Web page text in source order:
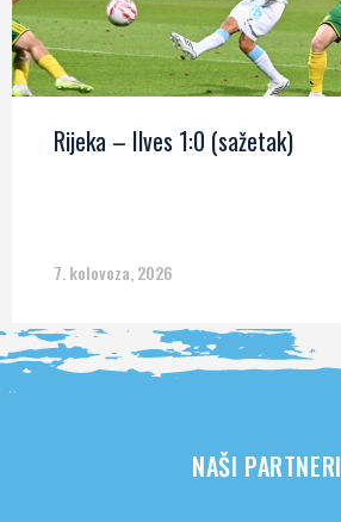
Rijeka – Ilves 1:0 (sažetak)
7. kolovoza, 2026
NAŠI PARTNERI